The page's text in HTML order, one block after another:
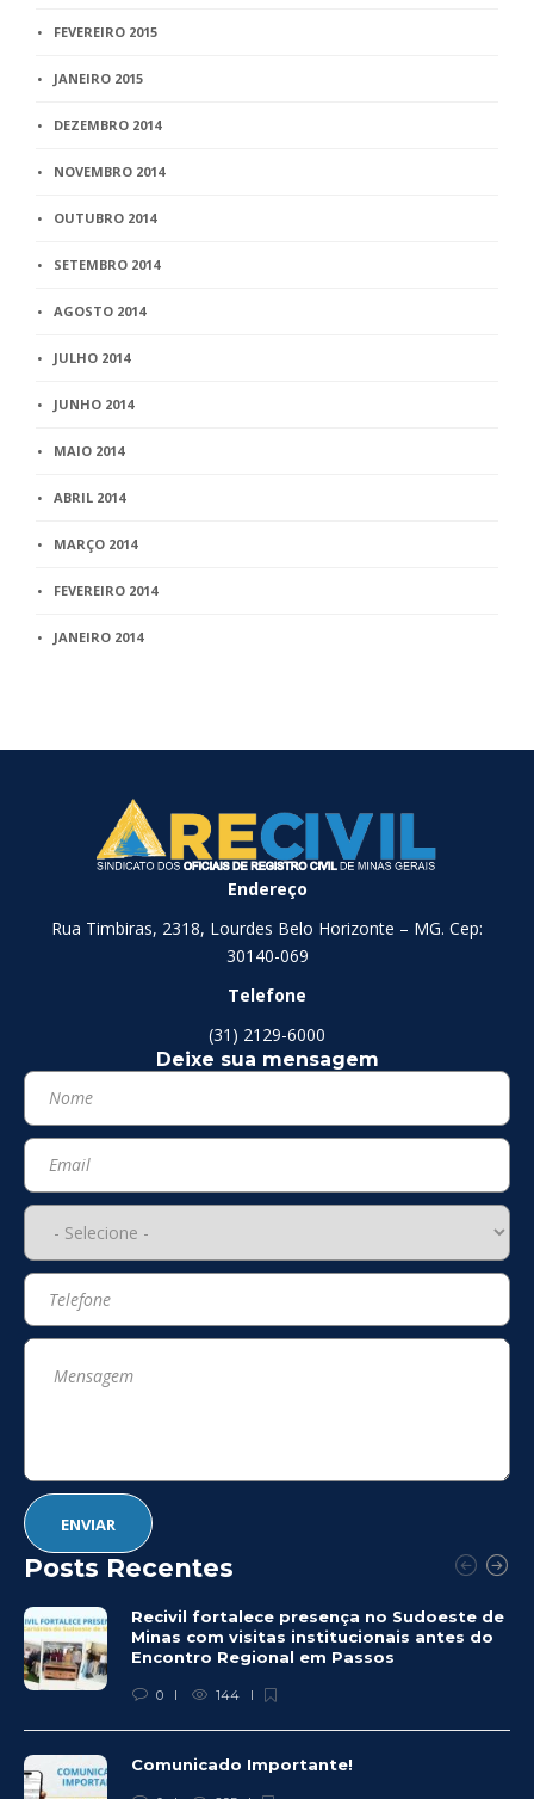
FEVEREIRO 2015
JANEIRO 2015
DEZEMBRO 2014
NOVEMBRO 2014
OUTUBRO 2014
SETEMBRO 2014
AGOSTO 2014
JULHO 2014
JUNHO 2014
MAIO 2014
ABRIL 2014
MARÇO 2014
FEVEREIRO 2014
JANEIRO 2014
Endereço
Rua Timbiras, 2318, Lourdes Belo Horizonte – MG. Cep:
30140-069
Telefone
(31) 2129-6000
Deixe sua mensagem
Posts Recentes
Recivil fortalece presença no Sudoeste de
Minas com visitas institucionais antes do
Encontro Regional em Passos
0 144
Comunicado Importante!